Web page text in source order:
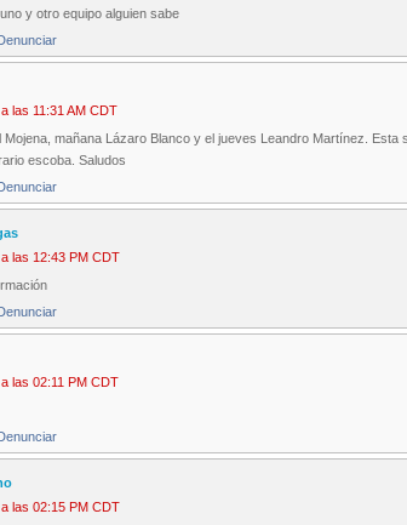
y otro equipo alguien sabe
las 11:31 AM CDT
Mojena, mañana Lázaro Blanco y el jueves Leandro Martínez.
escoba. Saludos
las 12:43 PM CDT
las 02:11 PM CDT
las 02:15 PM CDT